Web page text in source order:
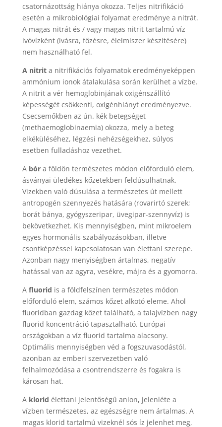
csatornázottság hiánya okozza. Teljes nitrifikáció
esetén a mikrobiológiai folyamat eredménye a nitrát.
A magas nitrát és / vagy magas nitrit tartalmú víz
ivóvízként (ivásra, főzésre, élelmiszer készítésére)
nem használható fel.
A nitrita nitrifikációs folyamatok eredményeképpen
ammónium ionok átalakulása során kerülhet a vízbe.
A nitrit a vér hemoglobinjának oxigénszállító
képességét csökkenti, oxigénhiányt eredményezve.
Csecsemőkben az ún. kék betegséget
(methaemoglobinaemia) okozza, mely a beteg
elkéküléséhez, légzési nehézségekhez, súlyos
esetben fulladáshoz vezethet.
A bóra földön természetes módon előforduló elem,
ásványai üledékes kőzetekben feldúsulhatnak.
Vizekben való dúsulása a természetes út mellett
antropogén szennyezés hatására (rovarirtó szerek;
borát bánya, gyógyszeripar, üvegipar-szennyvíz) is
bekövetkezhet. Kis mennyiségben, mint mikroelem
egyes hormonális szabályozásokban, illetve
csontképzéssel kapcsolatosan van élettani szerepe.
Azonban nagy menyiségben ártalmas, negatív
hatással van az agyra, vesékre, májra és a gyomorra.
A fluorid is a földfelszínen természetes módon
előforduló elem, számos kőzet alkotó eleme. Ahol
fluoridban gazdag kőzet található, a talajvízben nagy
fluorid koncentráció tapasztalható. Európai
országokban a víz fluorid tartalma alacsony.
Optimális mennyiségben véd a fogszuvasodástól,
azonban az emberi szervezetben való
felhalmozódása a csontrendszerre és fogakra is
károsan hat.
A klorid élettani jelentőségű anion, jelenléte a
vízben természetes, az egészségre nem ártalmas. A
magas klorid tartalmú vizeknél sós íz jelenhet meg,